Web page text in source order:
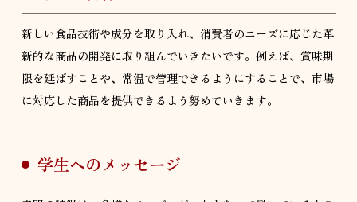
新しい食品技術や成分を取り入れ、消費者のニーズに応じた革
新的な商品の開発に取り組んでいきたいです。例えば、賞味期
限を延ばすことや、常温で管理できるようにすることで、市場
に対応した商品を提供できるよう努めていきます。
学生へのメッセージ